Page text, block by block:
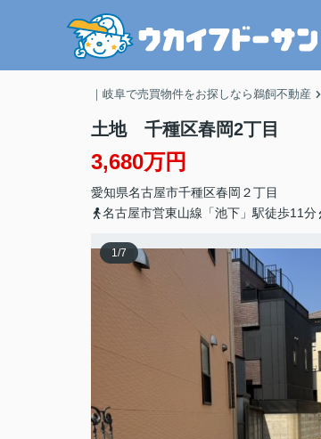
｜岐阜で売買物件をお探しなら鵜飼不動産
土地 千種区春岡2丁目
3,680万円
愛知県名古屋市千種区春岡 ２丁目
名古屋市営東山線「池下」駅徒歩11分
1/7